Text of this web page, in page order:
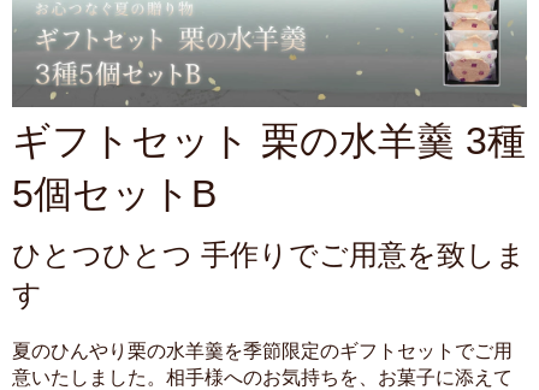
ギフトセット 栗の水羊羹 3種
5個セットB
ひとつひとつ 手作りでご用意を致しま
す
夏のひんやり栗の水羊羹を季節限定のギフトセットでご用
意いたしました。相手様へのお気持ちを、お菓子に添えて